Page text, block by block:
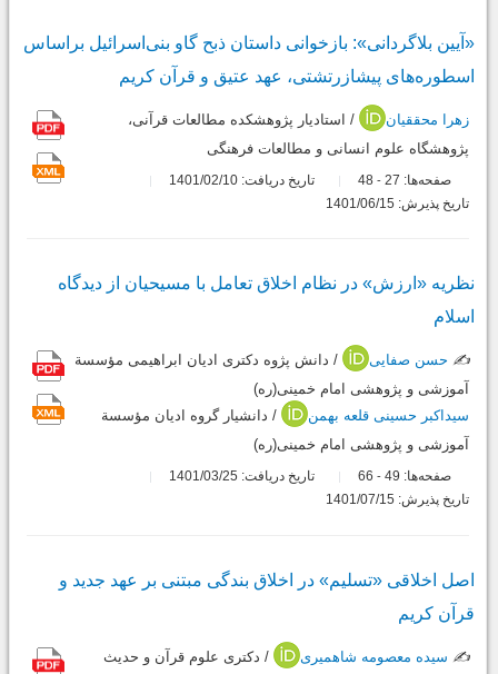
«آیین بلاگردانی»: بازخوانی داستان ذبح گاو بنی‌اسرائیل براساس
اسطوره‌های پیشازرتشتی، عهد عتیق و قرآن کریم
زهرا محققیان
/ استادیار پژوهشکده مطالعات قرآنی،
پژوهشگاه علوم انسانی و مطالعات فرهنگی
صفحه‌ها: 27
-
تاریخ دریافت: 1401/02/10
تاریخ پذیرش: 1401/06/15
نظریه «ارزش» در نظام اخلاق تعامل با مسیحیان از دیدگاه
اسلام
✍️ حسن صفایی
/ دانش پژوه دکتری ادیان ابراهیمی مؤسسة
آموزشی و پژوهشی امام خمینی(ره)
سیداکبر حسینی قلعه بهمن
/ دانشیار گروه ادیان مؤسسة
آموزشی و پژوهشی امام خمینی(ره)
صفحه‌ها: 49
-
تاریخ دریافت: 1401/03/25
تاریخ پذیرش: 1401/07/15
اصل اخلاقی «تسلیم» در اخلاق بندگی مبتنی بر عهد جدید و
قرآن کریم
✍️ سیده معصومه شاهمیری
/ دکتری علوم قرآن و حدیث